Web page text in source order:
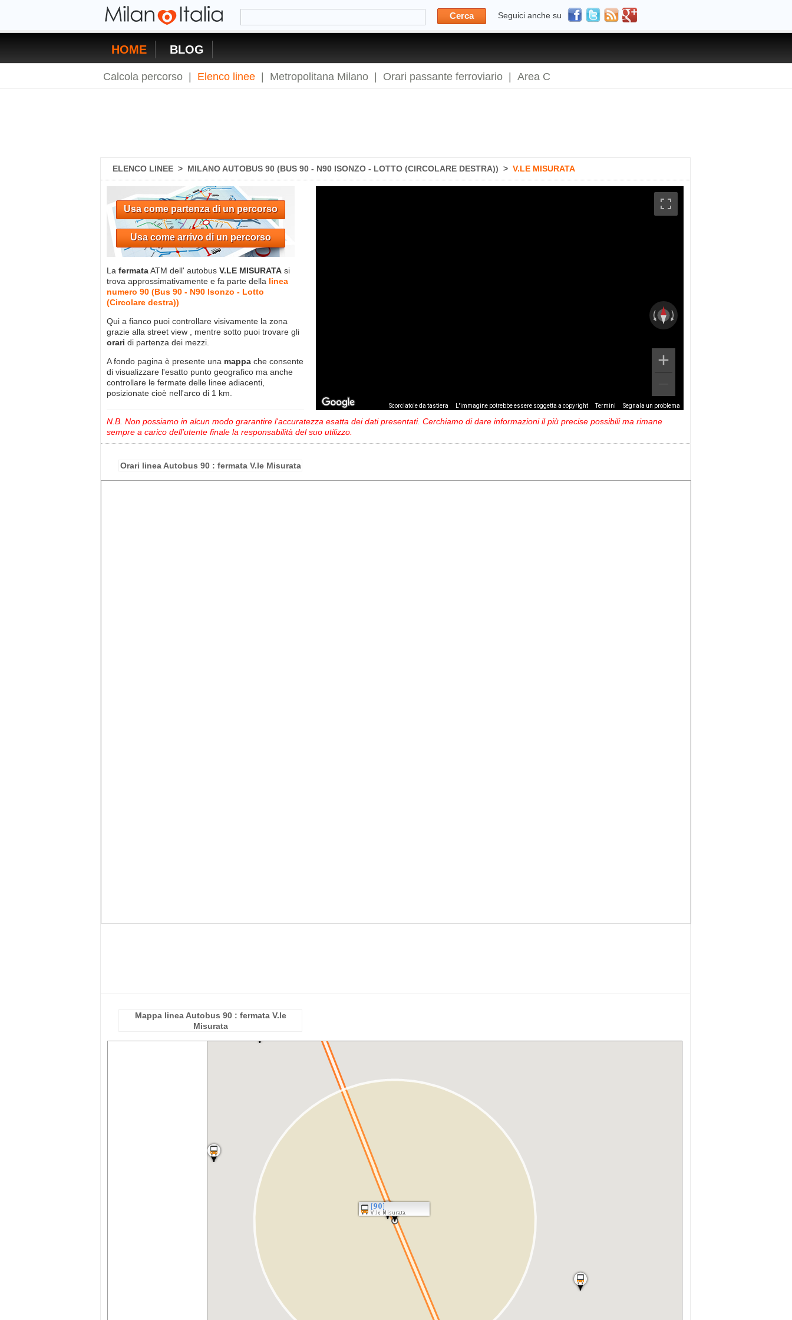
Cerca Seguici anche su
HOME BLOG
Calcola percorso Elenco linee Metropolitana Milano Orari passante ferroviario Area C
ELENCO LINEE > MILANO AUTOBUS 90 (BUS 90 - N90 ISONZO - LOTTO (CIRCOLARE DESTRA)) > V.LE MISURATA
Usa come partenza di un percorso
Usa come arrivo di un percorso
La fermataATM dell' autobus V.LE MISURATA si
trova approssimativamente e fa parte della linea
numero 90 (Bus 90 - N90 Isonzo - Lotto
(Circolare destra))
Qui a fianco puoi controllare visivamente la zona
grazie alla street view , mentre sotto puoi trovare gli
orari di partenza dei mezzi.
A fondo pagina è presente una mappa che consente
di visualizzare l'esatto punto geografico ma anche
controllare le fermate delle linee adiacenti,
posizionate cioè nell'arco di 1 km.
Scorciatoie da tastiera L'immagine potrebbe essere soggetta a copyright Termini Segnala un problema
N.B. Non possiamo in alcun modo grarantire l'accuratezza esatta dei dati presentati. Cerchiamo di dare informazioni il più precise possibili ma rimane
sempre a carico dell'utente finale la responsabilità del suo utilizzo.
Orari linea Autobus 90 : fermata V.le Misurata
Mappa linea Autobus 90 : fermata V.le
Misurata